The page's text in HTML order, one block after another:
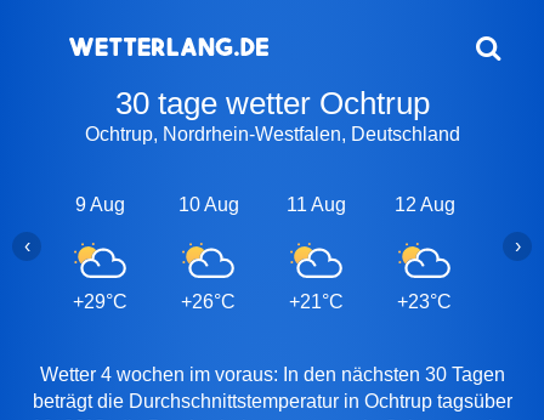
30 tage wetter Ochtrup
Ochtrup, Nordrhein-Westfalen, Deutschland
9 Aug
+29°C
10 Aug
+26°C
11 Aug
+21°C
12 Aug
+23°C
‹ ›
Wetter 4 wochen im voraus: In den nächsten 30 Tagen
beträgt die Durchschnittstemperatur in Ochtrup tagsüber